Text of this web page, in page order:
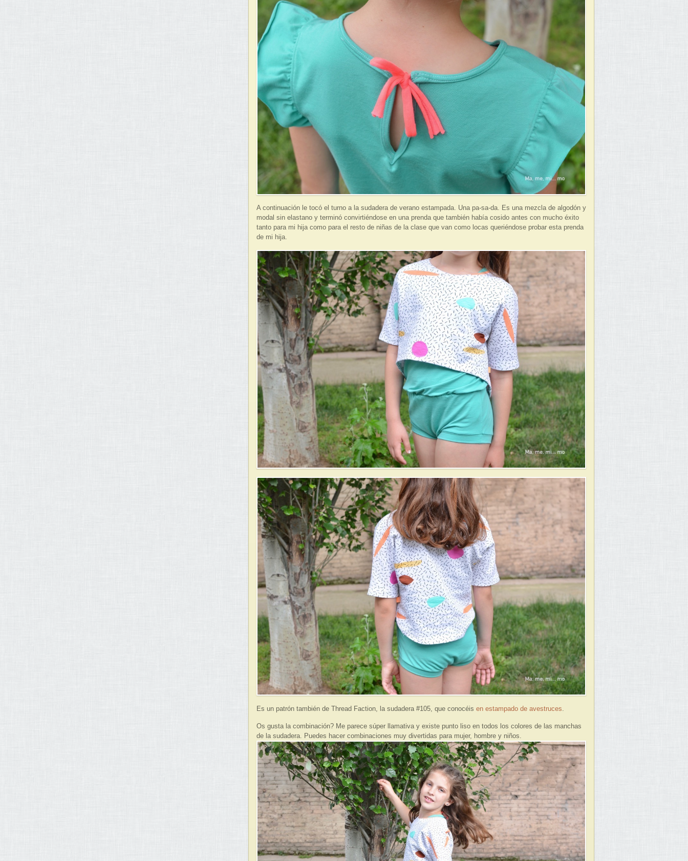
A continuación le tocó el turno a la sudadera de verano estampada. Una pa-sa-da. Es una mezcla de algodón y
modal sin elastano y terminó convirtiéndose en una prenda que también había cosido antes con mucho éxito
tanto para mi hija como para el resto de niñas de la clase que van como locas queriéndose probar esta prenda
de mi hija.
Es un patrón también de Thread Faction, la sudadera #105, que conocéis en estampado de avestruces
Os gusta la combinación? Me parece súper llamativa y existe punto liso en todos los colores de las manchas
de la sudadera. Puedes hacer combinaciones muy divertidas para mujer, hombre y niños.